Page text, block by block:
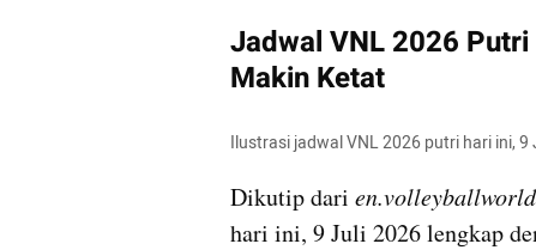
Jadwal VNL 2026
Makin Ketat
Ilustrasi jadwal VNL 2026 putri hari ini,
Dikutip dari
hari ini, 9 Juli 2026 lengkap